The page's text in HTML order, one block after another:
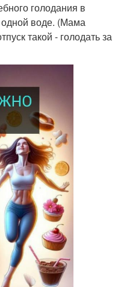
голодания в
одной воде. (Мама
такой - голодать за